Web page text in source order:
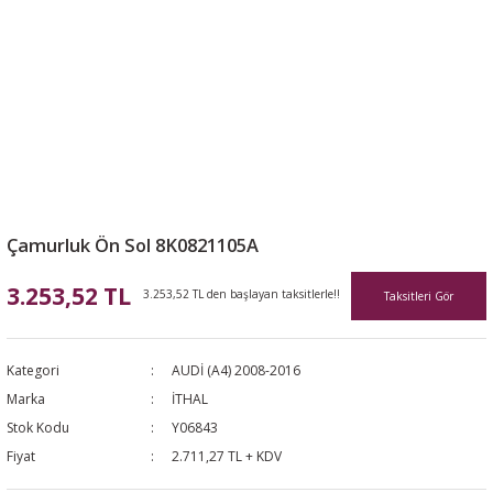
Çamurluk Ön Sol 8K0821105A
3.253,52 TL 3.253,52 TL den başlayan taksitlerle!! Taksitleri Gör
Kategori
AUDİ (A4) 2008-2016
Marka
İTHAL
Stok Kodu
Y06843
Fiyat
2.711,27 TL + KDV